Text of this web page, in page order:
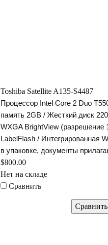
Toshiba Satellite A135-S4487
Процессор Intel Core 2 Duo
память 2GB / Жесткий диск
WXGA BrightView
LabelFlash / Интегрированная
упаковке, документы
$800.00
Нет на складе
Сравнить